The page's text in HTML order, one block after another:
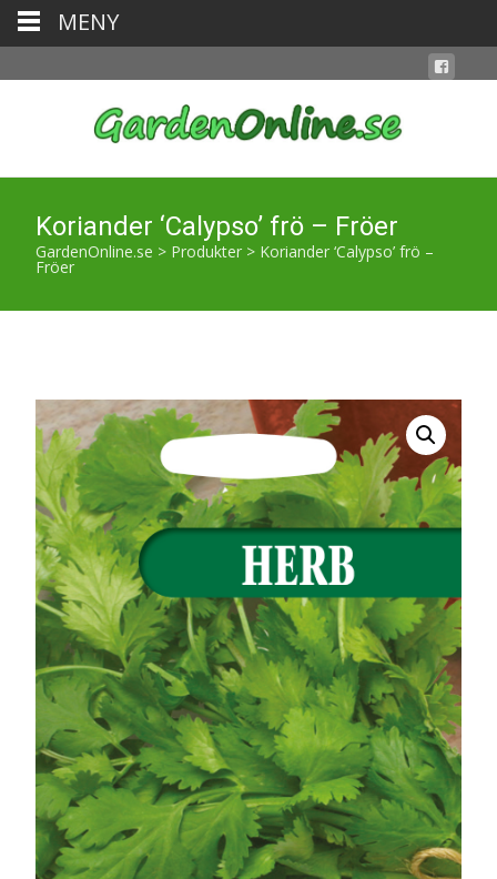
Koriander ‘Calypso’ frö – Fröer
GardenOnline.se > Produkter > Koriander ‘Calypso’ frö –
Fröer
MENY